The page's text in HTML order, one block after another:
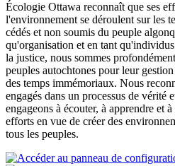
Écologie Ottawa reconnaît que ses
l'environnement se déroulent sur les
cédés et non soumis du peuple
qu'organisation et en tant
la justice, nous sommes
peuples autochtones pour leur
des temps immémoriaux. Nous
engagés dans un processus de vérité
engageons à écouter, à apprendre et
efforts en vue de créer des
tous les peuples.